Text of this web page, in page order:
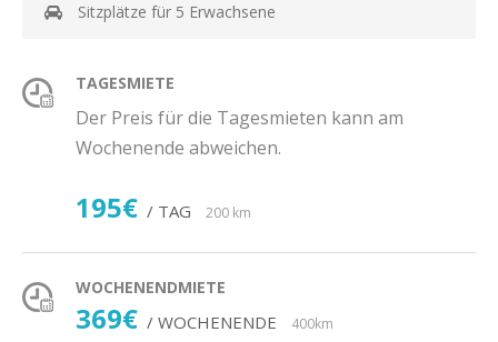
Sitzplätze für 5 Erwachsene
TAGESMIETE
Der Preis für die Tagesmieten kann am
Wochenende abweichen.
195€ / TAG 200 km
WOCHENENDMIETE
369€ / WOCHENENDE 400km